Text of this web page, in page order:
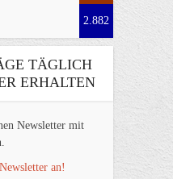
2.882
TÄGLICH
ERHALTEN
Newsletter mit
an!